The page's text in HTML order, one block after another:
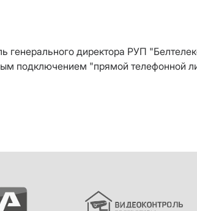
генерального директора РУП
подключением "прямой телефонной